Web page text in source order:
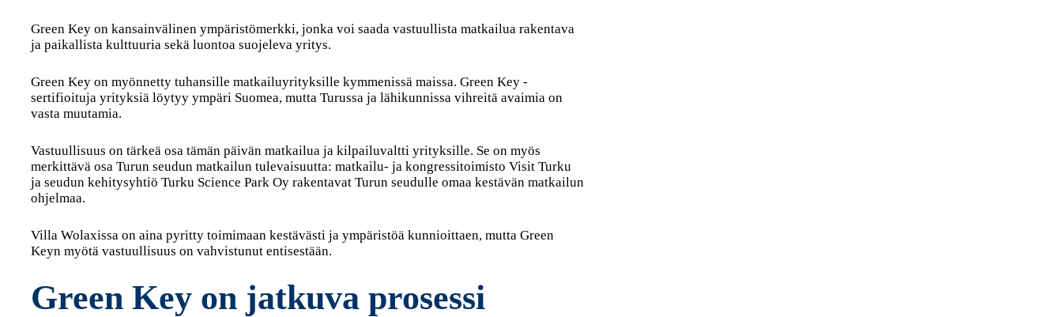
Green Key on kansainvälinen ympäristömerkki, jonka voi saada vastuullista matkailua rakentava
ja paikallista kulttuuria sekä luontoa suojeleva yritys.
Green Key on myönnetty tuhansille matkailuyrityksille kymmenissä maissa. Green Key -
sertifioituja yrityksiä löytyy ympäri Suomea, mutta Turussa ja lähikunnissa vihreitä avaimia on
vasta muutamia.
Vastuullisuus on tärkeä osa tämän päivän matkailua ja kilpailuvaltti yrityksille. Se on myös
merkittävä osa Turun seudun matkailun tulevaisuutta: matkailu- ja kongressitoimisto Visit Turku
ja seudun kehitysyhtiö Turku Science Park Oy rakentavat Turun seudulle omaa kestävän matkailun
ohjelmaa.
Villa Wolaxissa on aina pyritty toimimaan kestävästi ja ympäristöä kunnioittaen, mutta Green
Keyn myötä vastuullisuus on vahvistunut entisestään.
Green Key on jatkuva prosessi